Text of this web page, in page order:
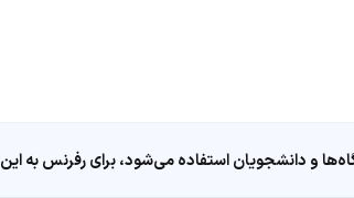
و دانشجویان استفاده می‌شود، برای رفرنس به